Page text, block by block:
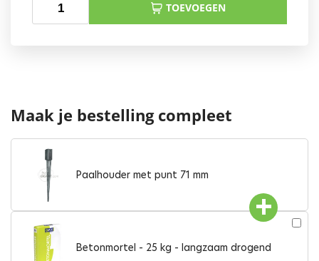
TOEVOEGEN
Maak je bestelling compleet
Paalhouder met punt 71 mm
Betonmortel - 25 kg - langzaam drogend